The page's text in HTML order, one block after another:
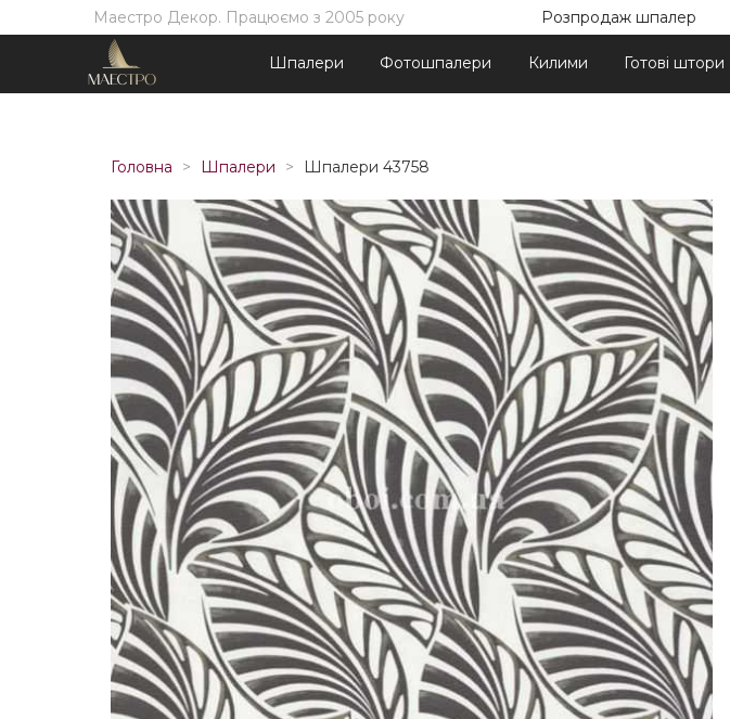
Маестро Декор. Працюємо з 2005 року Розпродаж шпалер
Шпалери Фотошпалери Килими Готові штори
Головна Шпалери Шпалери 43758